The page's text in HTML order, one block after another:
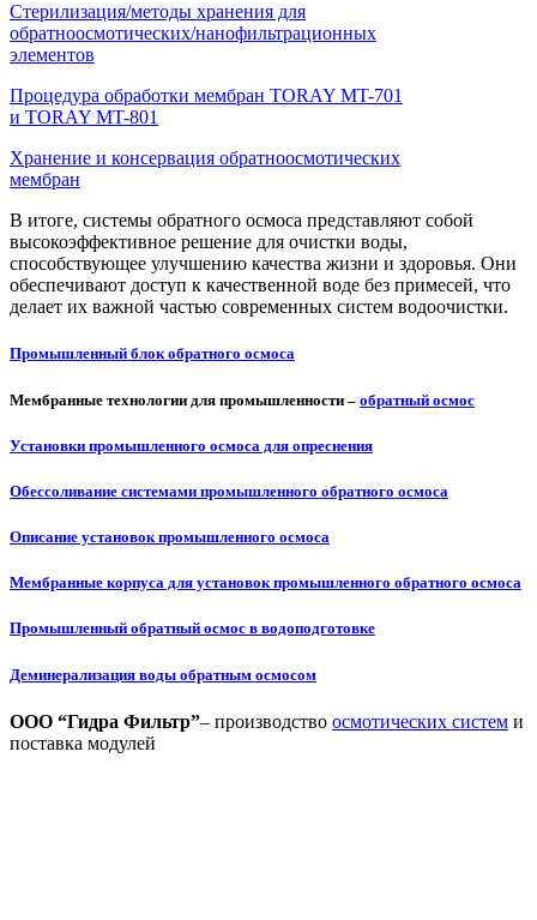
Стерилизация/методы хранения для
обратноосмотических/нанофильтрационных
элементов
Процедура обработки мембран TORAY MT-701
и TORAY MT-801
Хранение и консервация обратноосмотических
мембран
В итоге, системы обратного осмоса представляют собой
высокоэффективное решение для очистки воды,
способствующее улучшению качества жизни и здоровья. Они
обеспечивают доступ к качественной воде без примесей, что
делает их важной частью современных систем водоочистки.
Промышленный блок обратного осмоса
Мембранные технологии для промышленности – обратный осмос
Установки промышленного осмоса для опреснения
Обессоливание системами промышленного обратного осмоса
Описание установок промышленного осмоса
Мембранные корпуса для установок промышленного обратного осмоса
Промышленный обратный осмос в водоподготовке
Деминерализация воды обратным осмосом
ООО “Гидра Фильтр”– производство осмотических систем и
поставка модулей